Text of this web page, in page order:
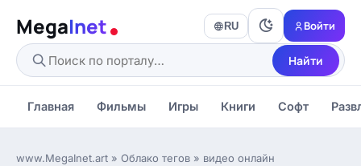
MegaInet
Найти
RU Войти
Главная Фильмы Игры Книги Софт
www.MegaInet.art » Облако тегов » видео онлайн